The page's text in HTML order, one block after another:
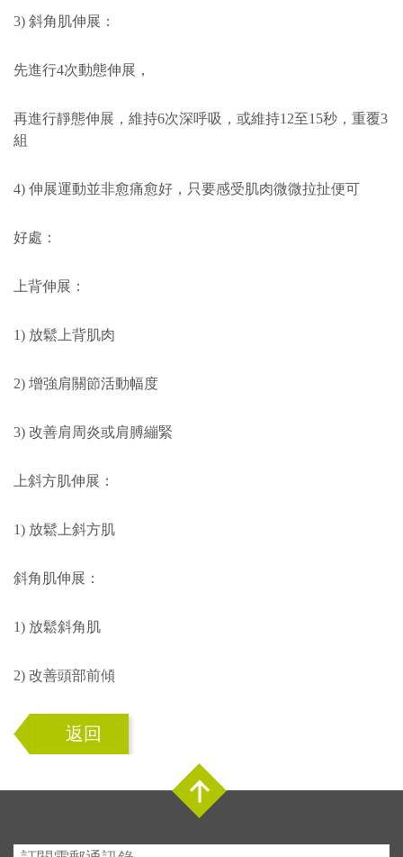
3) 斜角肌伸展：
先進行4次動態伸展，
再進行靜態伸展，維持6次深呼吸，或維持12至15秒，重覆3
組
4) 伸展運動並非愈痛愈好，只要感受肌肉微微拉扯便可
好處：
上背伸展：
1) 放鬆上背肌肉
2) 增強肩關節活動幅度
3) 改善肩周炎或肩膊繃緊
上斜方肌伸展：
1) 放鬆上斜方肌
斜角肌伸展：
1) 放鬆斜角肌
2) 改善頭部前傾
返回